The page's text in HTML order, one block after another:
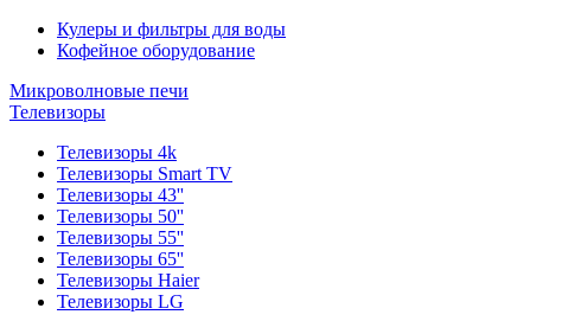
Кулеры и фильтры для воды
Кофейное оборудование
Микроволновые печи
Телевизоры
Телевизоры 4k
Телевизоры Smart TV
Телевизоры 43''
Телевизоры 50''
Телевизоры 55''
Телевизоры 65''
Телевизоры Haier
Телевизоры LG